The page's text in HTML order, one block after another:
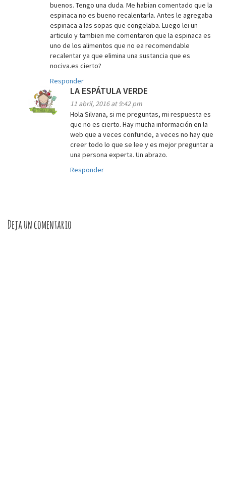
buenos. Tengo una duda. Me habian comentado que la
espinaca no es bueno recalentarla. Antes le agregaba
espinaca a las sopas que congelaba. Luego lei un
articulo y tambien me comentaron que la espinaca es
uno de los alimentos que no ea recomendable
recalentar ya que elimina una sustancia que es
nociva.es cierto?
Responder
LA ESPÁTULA VERDE
11 abril, 2016 at 9:42 pm
Hola Silvana, si me preguntas, mi respuesta es
que no es cierto. Hay mucha información en la
web que a veces confunde, a veces no hay que
creer todo lo que se lee y es mejor preguntar a
una persona experta. Un abrazo.
Responder
Deja un comentario